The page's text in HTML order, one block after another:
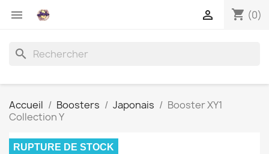
 shopping_cart (0)

search
Accueil Boosters Japonais
Booster XY1
Collection Y
RUPTURE DE STOCK